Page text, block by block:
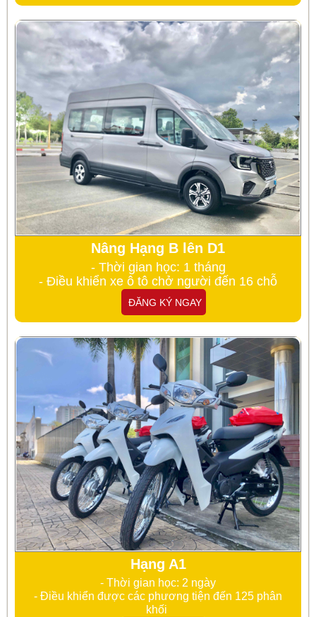
Nâng Hạng B lên D1
- Thời gian học: 1 tháng
- Điều khiển xe ô tô chở người đến 16 chỗ
ĐĂNG KÝ NGAY
Hạng A1
- Thời gian học: 2 ngày
- Điều khiển được các phương tiện đến 125 phân
khối